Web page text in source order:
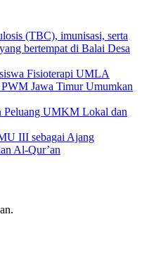
(TBC), imunisasi, serta
bertempat di Balai Desa
Fisioterapi UMLA
Jawa Timur Umumkan
UMKM Lokal dan
III sebagai Ajang
Al-Qur’an